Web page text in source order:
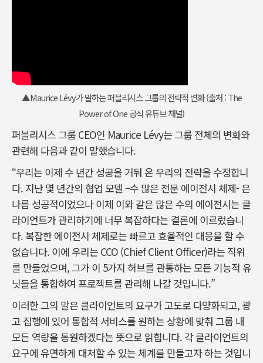
▲Maurice Lévy가 말하는 퍼블리시스 그룹의 전략적 변화 (출처 : The
Power of One 공식 유튜브 채널)
퍼블리시스 그룹 CEO인 Maurice Lévy는 그룹 전체의 변화와
관련해 다음과 같이 말했습니다.
“우리는 이제 수 년간 성공을 거둬 온 우리의 전략을 수정합니
다. 지난 몇 년간의 협업 모델 –수 많은 전문 에이전시 체제- 은
나름 성공적이었으나 이제 이와 같은 많은 수의 에이전시는 클
라이언트가 관리하기에 너무 복잡하다는 결론에 이르렀습니
다. 복잡한 에이전시 체제로는 빠르고 효율적인 대응을 할 수
없습니다. 이에 우리는 CCO (Chief Client Officer)라는 직위
를 만들었으며, 그가 이 5가지 허브를 관통하는 모든 기능적 유
닛들을 통합하여 프로젝트를 관리해 나갈 것입니다.”
이러한 그의 말은 클라이언트의 요구가 고도로 다양화되고, 광
고 집행에 있어 통합적 서비스를 원하는 상황에 맞춰 그룹 내
모든 역량을 동원하겠다는 뜻으로 읽힙니다. 각 클라이언트의
요구에 유연하게 대처할 수 있는 체계를 만들고자 하는 것입니